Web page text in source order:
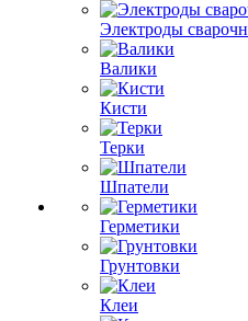
Электроды
Валики
Кисти
Терки
Шпатели
Герметики
Грунтовки
Клеи